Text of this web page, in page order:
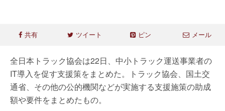
共有 ツイート ピン メール
全日本トラック協会は22日、中小トラック運送事業者の
IT導入を促す支援策をまとめた。トラック協会、国土交
通省、その他の公的機関などが実施する支援施策の助成
額や要件をまとめたもの。